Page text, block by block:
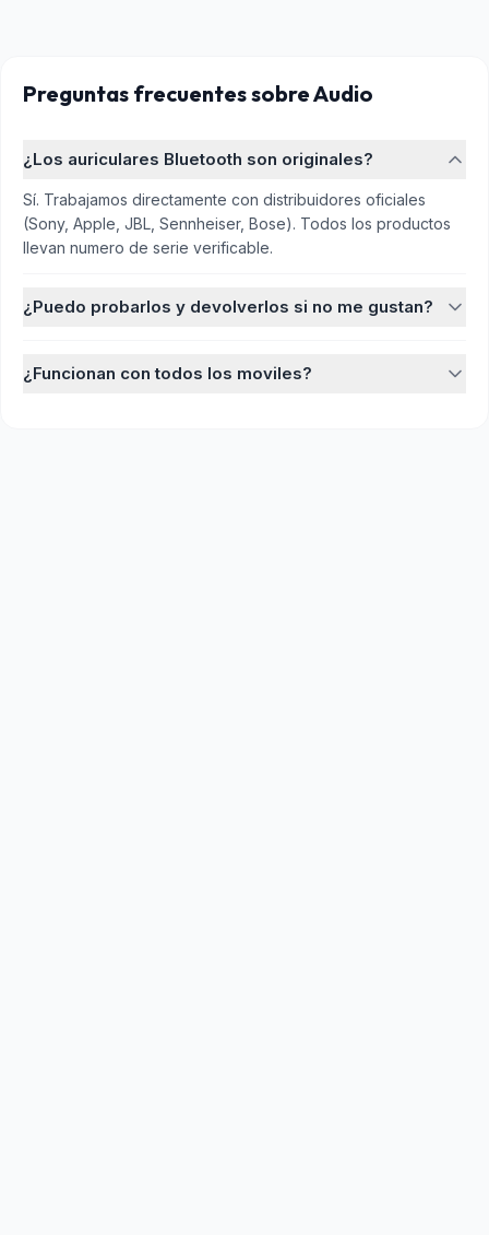
Preguntas frecuentessobre Audio
¿Los auriculares Bluetooth son originales?
Sí. Trabajamos directamente con distribuidores oficiales
(Sony, Apple, JBL, Sennheiser, Bose). Todos los productos
llevan numero de serie verificable.
¿Puedo probarlos y devolverlos si no me gustan?
¿Funcionan con todos los moviles?